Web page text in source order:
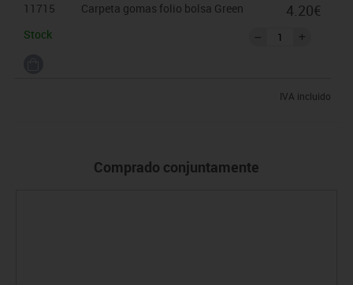
11715
Carpeta gomas folio bolsa Green
Stock
4.20€
IVA incluido
Comprado conjuntamente